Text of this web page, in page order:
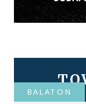
BALATON